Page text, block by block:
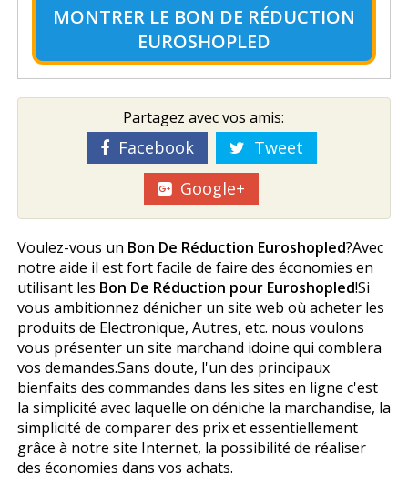
MONTRER LE BON DE RÉDUCTION
EUROSHOPLED
Partagez avec vos amis:
Facebook
Tweet
Google+
Voulez-vous un Bon De Réduction Euroshopled?Avec
notre aide il est fort facile de faire des économies en
utilisant les Bon De Réduction pour Euroshopled!Si
vous ambitionnez dénicher un site web où acheter les
produits de Electronique, Autres, etc. nous voulons
vous présenter un site marchand idoine qui comblera
vos demandes.Sans doute, l'un des principaux
bienfaits des commandes dans les sites en ligne c'est
la simplicité avec laquelle on déniche la marchandise, la
simplicité de comparer des prix et essentiellement
grâce à notre site Internet, la possibilité de réaliser
des économies dans vos achats.